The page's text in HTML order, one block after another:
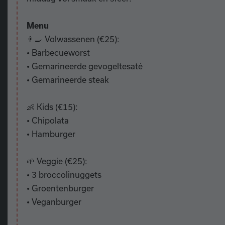
Menu
👨‍🍳 Volwassenen (€25):
• Barbecueworst
• Gemarineerde gevogeltesaté
• Gemarineerde steak
👶 Kids (€15):
• Chipolata
• Hamburger
🌱 Veggie (€25):
• 3 broccolinuggets
• Groentenburger
• Veganburger